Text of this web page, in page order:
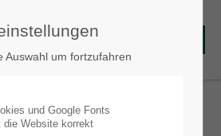
Auswahl um fortzufahren
und Google Fonts
die Website korrekt